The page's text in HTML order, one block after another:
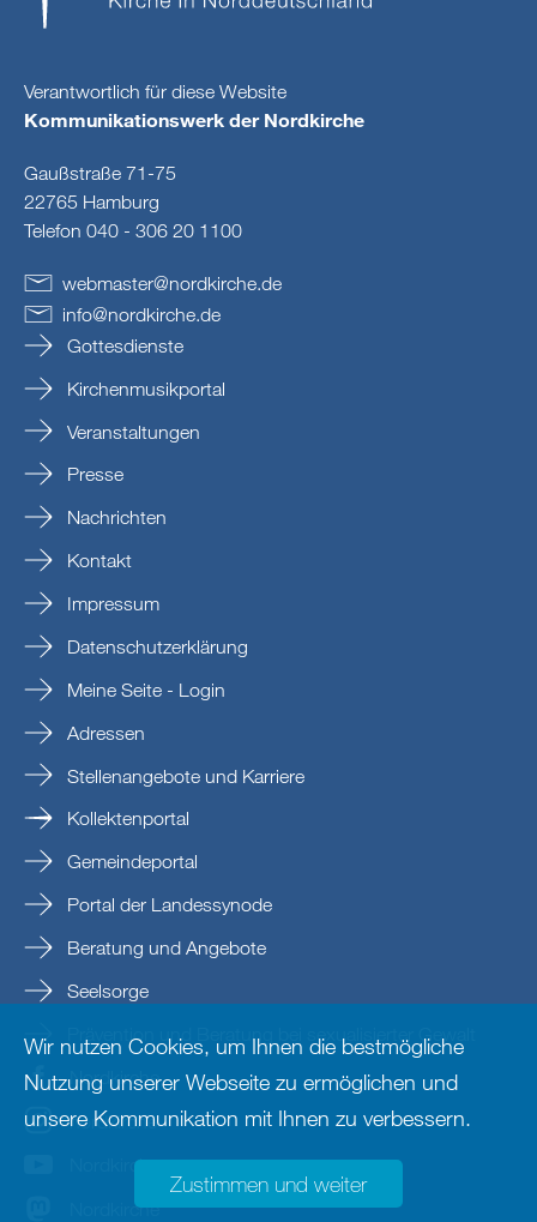
Verantwortlich für diese Website
Kommunikationswerk der Nordkirche
Gaußstraße 71-75
22765 Hamburg
Telefon 040 - 306 20 1100
webmaster@nordkirche.de
info@nordkirche.de
Gottesdienste
Kirchenmusikportal
Veranstaltungen
Presse
Nachrichten
Kontakt
Impressum
Datenschutzerklärung
Meine Seite - Login
Adressen
Stellenangebote und Karriere
Kollektenportal
Gemeindeportal
Portal der Landessynode
Beratung und Angebote
Seelsorge
Prävention und Beratung bei sexualisierter Gewalt
Nordkirche
nordkirche
Nordkirche
Nordkirche
Wir nutzen Cookies, um Ihnen die bestmögliche
Nutzung unserer Webseite zu ermöglichen und
unsere Kommunikation mit Ihnen zu verbessern.
Zustimmen und weiter